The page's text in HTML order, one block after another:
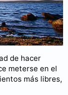
de hacer
meterse en el
más libres,